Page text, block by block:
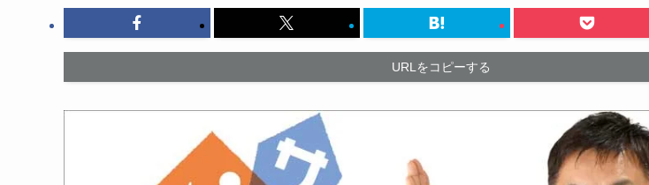
URLをコピーする